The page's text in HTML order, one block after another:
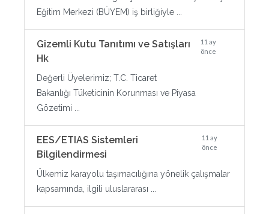
Eğitim Merkezi (BÜYEM) iş birliğiyle ...
Gizemli Kutu Tanıtımı ve Satışları
Hk
11 ay
önce
Değerli Üyelerimiz; T.C. Ticaret
Bakanlığı Tüketicinin Korunması ve Piyasa
Gözetimi ...
EES/ETIAS Sistemleri
Bilgilendirmesi
11 ay
önce
Ülkemiz karayolu taşımacılığına yönelik çalışmalar
kapsamında, ilgili uluslararası ...